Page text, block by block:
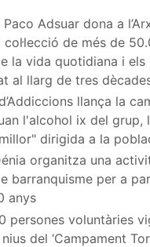
Adsuar dona a
col·lecció de més de
la vida quotidiana i els
al llarg de tres
llança la
l'alcohol ix del grup,
dirigida a la
organitza una
barranquisme per a
anys
persones voluntàries
del ‘Campament